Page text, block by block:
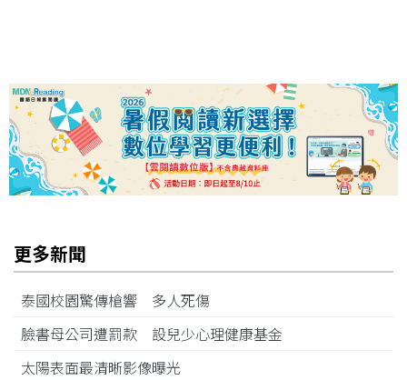
更多新聞
泰國校園驚傳槍響 多人死傷
臉書母公司遭罰款 設兒少心理健康基金
太陽表面最清晰影像曝光